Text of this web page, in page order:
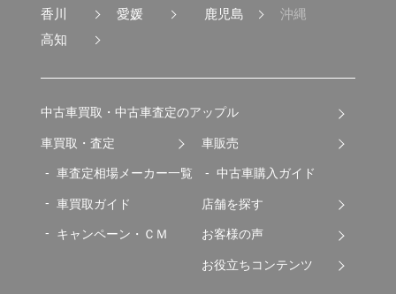
香川
愛媛
高知
鹿児島
沖縄
中古車買取・中古車査定のアップル
車買取・査定
車査定相場メーカー一覧
車買取ガイド
キャンペーン・ＣＭ
車販売
中古車購入ガイド
店舗を探す
お客様の声
お役立ちコンテンツ